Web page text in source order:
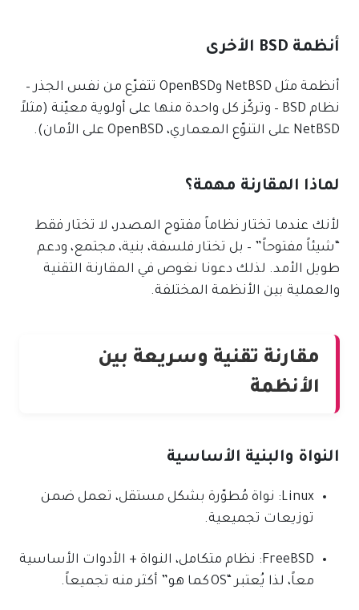
أنظمة BSD الأخرى
أنظمة مثل NetBSD وOpenBSD تتفرّع من نفس الجذر –
نظام BSD – وتركّز كل واحدة منها على أولوية معيّنة (مثلاً
NetBSD على التنوّع المعماري، OpenBSD على الأمان).
لماذا المقارنة مهمة؟
لأنك عندما تختار نظاماً مفتوح المصدر، لا تختار فقط
“شيئاً مفتوحاً” – بل تختار فلسفة، بنية، مجتمع، ودعم
طويل الأمد. لذلك دعونا نغوص في المقارنة التقنية
والعملية بين الأنظمة المختلفة.
مقارنة تقنية وسريعة بين
الأنظمة
النواة والبنية الأساسية
Linux: نواة مُطوّرة بشكل مستقل، تعمل ضمن
توزيعات تجميعية.
FreeBSD: نظام متكامل، النواة + الأدوات الأساسية
معاً، لذا يُعتبر “OS كما هو” أكثر منه تجميعاً.